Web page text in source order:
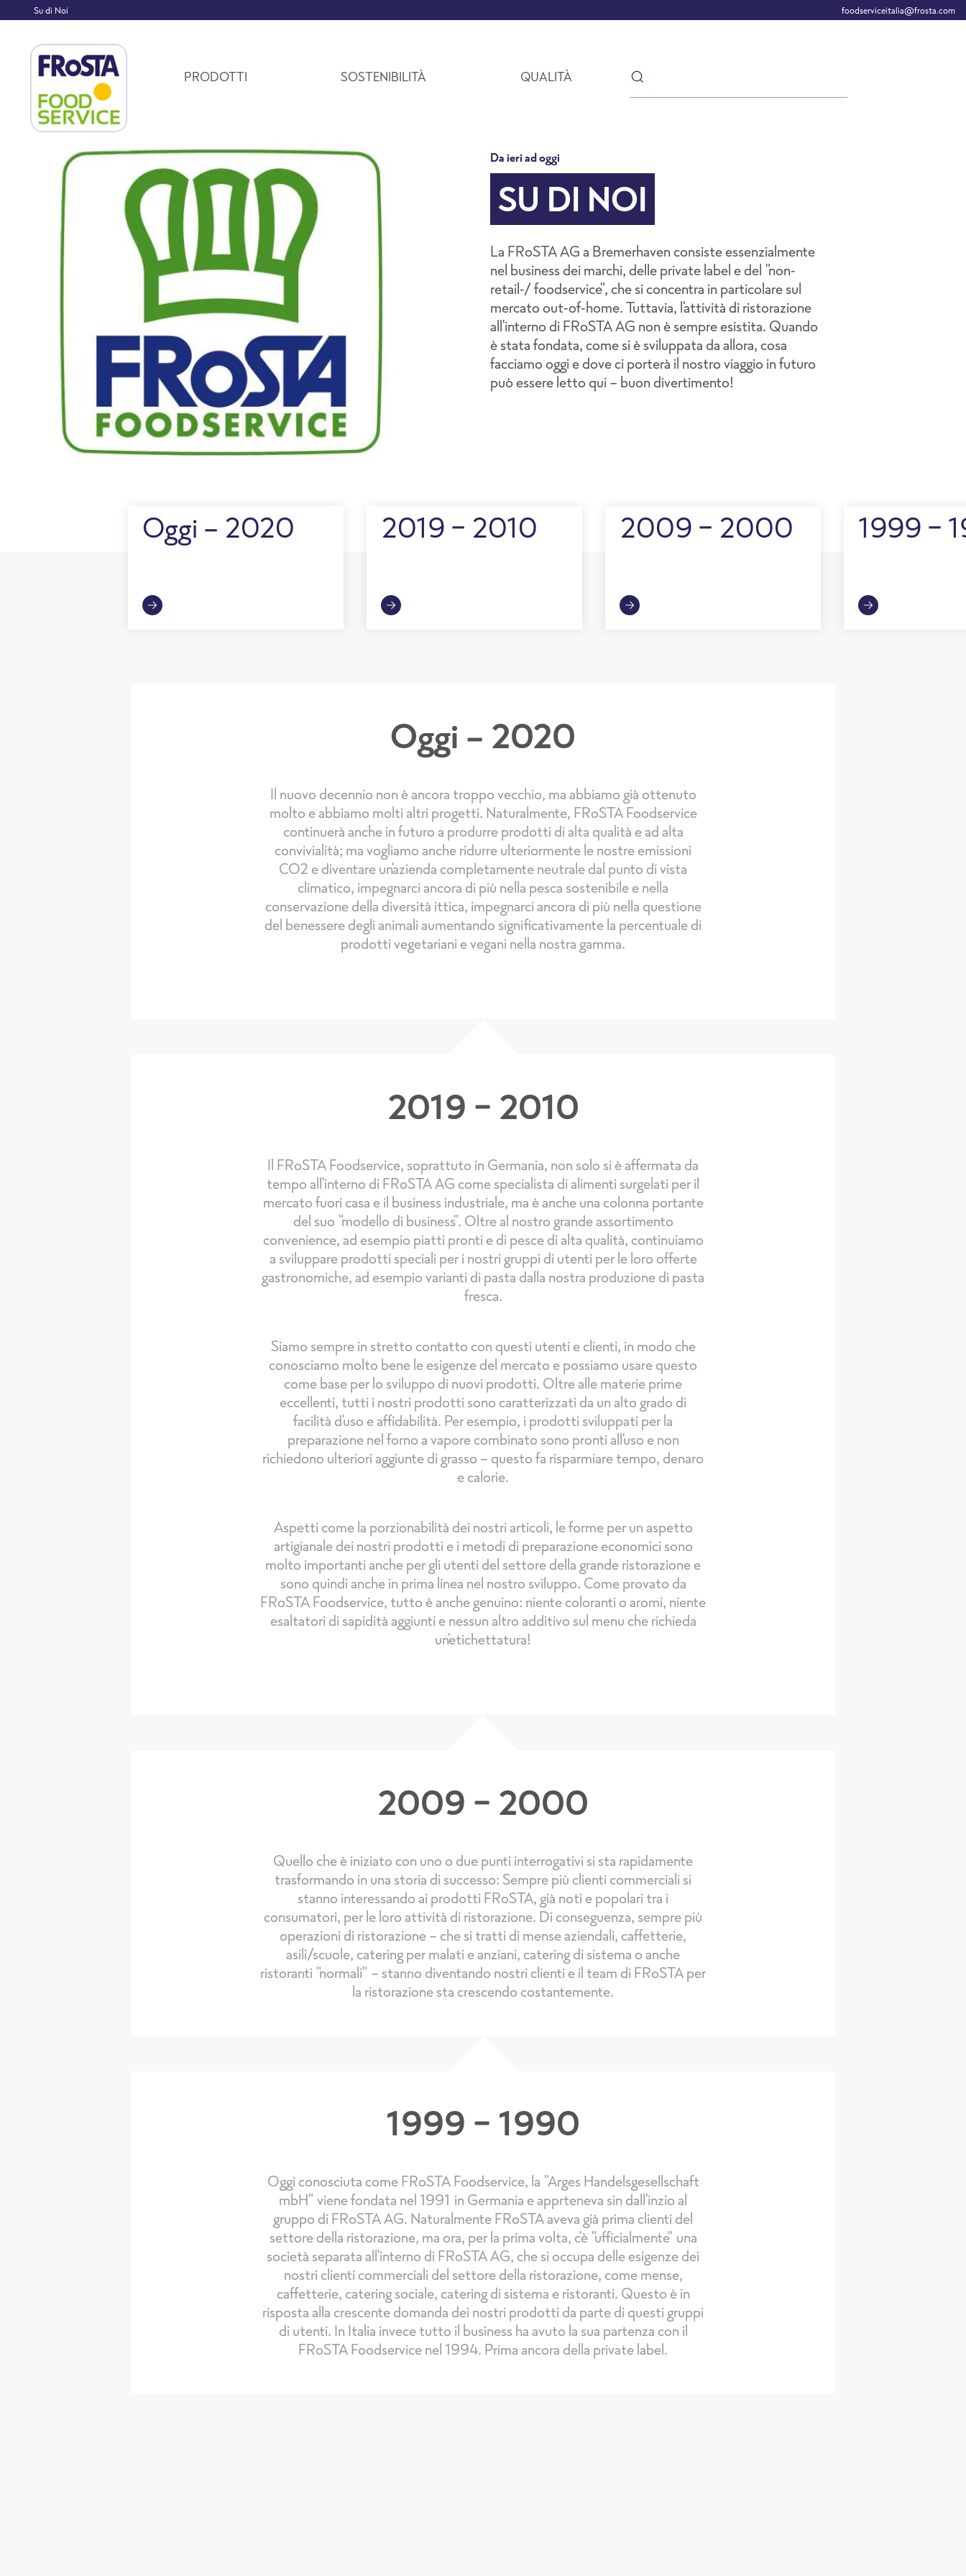
Su di Noi foodserviceitalia@frosta.com
PRODOTTI SOSTENIBILITÀ QUALITÀ
Da ieri ad oggi
SU DI NOI
La FRoSTA AG a Bremerhaven consiste essenzialmente
nel business dei marchi, delle private label e del "non-
retail-/ foodservice", che si concentra in particolare sul
mercato out-of-home. Tuttavia, l'attività di ristorazione
all'interno di FRoSTA AG non è sempre esistita. Quando
è stata fondata, come si è sviluppata da allora, cosa
facciamo oggi e dove ci porterà il nostro viaggio in futuro
può essere letto qui - buon divertimento!
Oggi - 2020 2019 - 2010 2009 - 2000 1999 -
Oggi - 2020
Il nuovo decennio non è ancora troppo vecchio, ma abbiamo già ottenuto
molto e abbiamo molti altri progetti. Naturalmente, FRoSTA Foodservice
continuerà anche in futuro a produrre prodotti di alta qualità e ad alta
convivialità; ma vogliamo anche ridurre ulteriormente le nostre emissioni
CO2 e diventare un'azienda completamente neutrale dal punto di vista
climatico, impegnarci ancora di più nella pesca sostenibile e nella
conservazione della diversità ittica, impegnarci ancora di più nella questione
del benessere degli animali aumentando significativamente la percentuale di
prodotti vegetariani e vegani nella nostra gamma.
2019 - 2010
Il FRoSTA Foodservice, soprattuto in Germania, non solo si è affermata da
tempo all'interno di FRoSTA AG come specialista di alimenti surgelati per il
mercato fuori casa e il business industriale, ma è anche una colonna portante
del suo "modello di business". Oltre al nostro grande assortimento
convenience, ad esempio piatti pronti e di pesce di alta qualità, continuiamo
a sviluppare prodotti speciali per i nostri gruppi di utenti per le loro offerte
gastronomiche, ad esempio varianti di pasta dalla nostra produzione di pasta
fresca.
Siamo sempre in stretto contatto con questi utenti e clienti, in modo che
conosciamo molto bene le esigenze del mercato e possiamo usare questo
come base per lo sviluppo di nuovi prodotti. Oltre alle materie prime
eccellenti, tutti i nostri prodotti sono caratterizzati da un alto grado di
facilità d'uso e affidabilità. Per esempio, i prodotti sviluppati per la
preparazione nel forno a vapore combinato sono pronti all'uso e non
richiedono ulteriori aggiunte di grasso - questo fa risparmiare tempo, denaro
e calorie.
Aspetti come la porzionabilità dei nostri articoli, le forme per un aspetto
artigianale dei nostri prodotti e i metodi di preparazione economici sono
molto importanti anche per gli utenti del settore della grande ristorazione e
sono quindi anche in prima linea nel nostro sviluppo. Come provato da
FRoSTA Foodservice, tutto è anche genuino: niente coloranti o aromi, niente
esaltatori di sapidità aggiunti e nessun altro additivo sul menu che richieda
un'etichettatura!
2009 - 2000
Quello che è iniziato con uno o due punti interrogativi si sta rapidamente
trasformando in una storia di successo: Sempre più clienti commerciali si
stanno interessando ai prodotti FRoSTA, già noti e popolari tra i
consumatori, per le loro attività di ristorazione. Di conseguenza, sempre più
operazioni di ristorazione - che si tratti di mense aziendali, caffetterie,
asili/scuole, catering per malati e anziani, catering di sistema o anche
ristoranti "normali" - stanno diventando nostri clienti e il team di FRoSTA per
la ristorazione sta crescendo costantemente.
1999 - 1990
Oggi conosciuta come FRoSTA Foodservice, la "Arges Handelsgesellschaft
mbH" viene fondata nel 1991 in Germania e apprteneva sin dall'inzio al
gruppo di FRoSTA AG. Naturalmente FRoSTA aveva già prima clienti del
settore della ristorazione, ma ora, per la prima volta, c'è "ufficialmente" una
società separata all'interno di FRoSTA AG, che si occupa delle esigenze dei
nostri clienti commerciali del settore della ristorazione, come mense,
caffetterie, catering sociale, catering di sistema e ristoranti. Questo è in
risposta alla crescente domanda dei nostri prodotti da parte di questi gruppi
di utenti. In Italia invece tutto il business ha avuto la sua partenza con il
FRoSTA Foodservice nel 1994. Prima ancora della private label.